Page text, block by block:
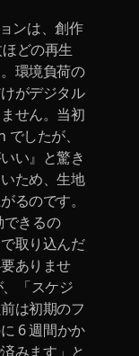
ンは、創作
どの再生
環境負荷の
がデジタル
せん。当初
したが、
い』と驚き
ため、生地
るのです。
できるの
取り込んだ
ありませ
「スケジ
は初期のフ
6 週間かか
みます」と